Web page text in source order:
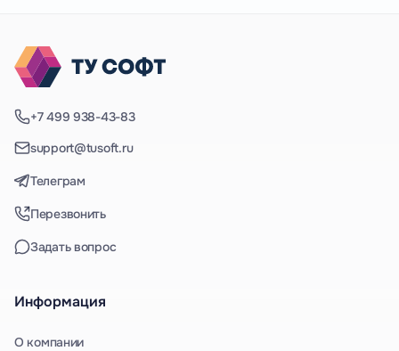
+7 499 938-43-83
support@tusoft.ru
Телеграм
Перезвонить
Задать вопрос
Информация
О компании